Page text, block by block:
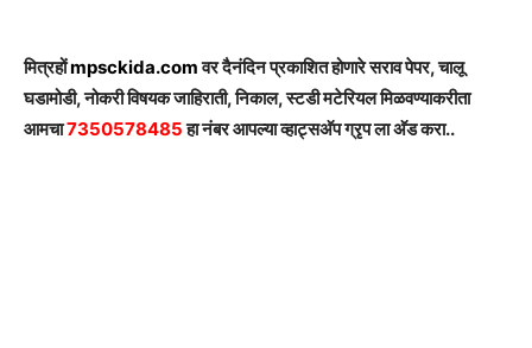
मित्रहोंmpsckida.comवर दैनंदिन प्रकाशित होणारे सराव पेपर, चालू
घडामोडी, नोकरी विषयक जाहिराती, निकाल, स्टडी मटेरियल मिळवण्याकरीता
आमचा7350578485हा नंबर आपल्या व्हाट्सअ‍ॅप ग्रृप ला अ‍ॅड करा..